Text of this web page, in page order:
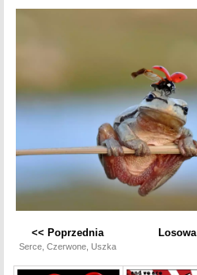
<< Poprzednia
Serce, Czerwone, Uszka
Losowa